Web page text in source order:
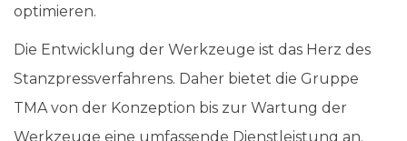
optimieren.
Die Entwicklung der Werkzeuge ist das Herz des
Stanzpressverfahrens. Daher bietet die Gruppe
TMA von der Konzeption bis zur Wartung der
Werkzeuge eine umfassende Dienstleistung an.